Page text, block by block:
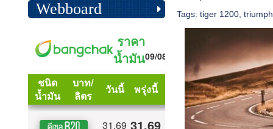
Webboard Tags:tiger 1200 ,triumph